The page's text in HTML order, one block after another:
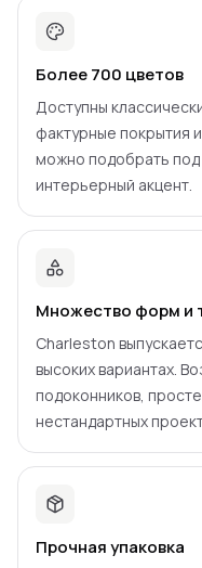
Более 700 цветов
Доступны
фактурные покрытия
можно подобрать под
интерьерный акцент.
Множество форм и
Charleston
высоких вариантах.
подоконников,
нестандартных
Прочная упаковка